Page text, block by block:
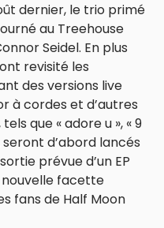
dernier, le trio primé
au Treehouse
Seidel. En plus
revisité les
des versions live
à cordes et d’autres
que « adore u », « 9
seront d’abord lancés
prévue d’un EP
nouvelle facette
fans de Half Moon